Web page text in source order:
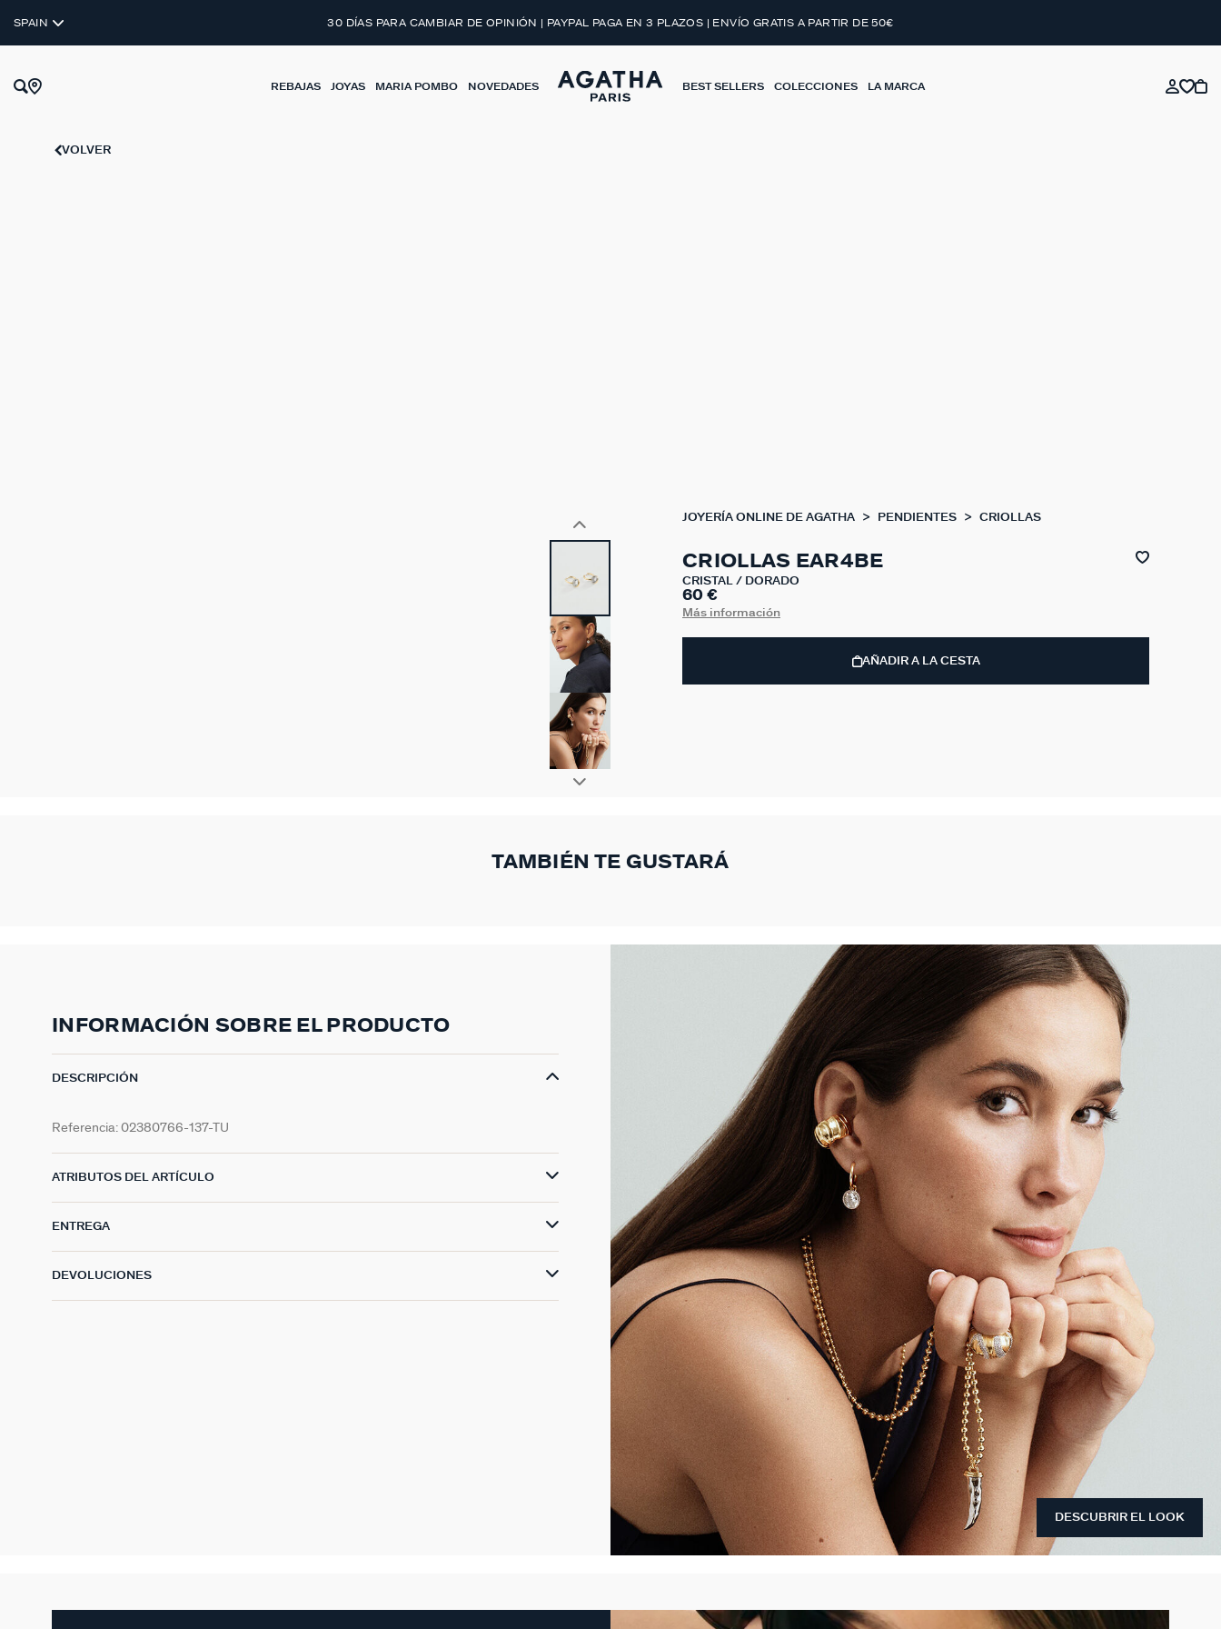
SPAIN 30 DÍAS PARA CAMBIAR DE OPINIÓN | PAYPAL PAGA EN 3 PLAZOS | ENVÍO GRATIS A PARTIR DE 50€
REBAJAS JOYAS MARIA POMBO NOVEDADES BEST SELLERS COLECCIONES LA MARCA
VOLVER
JOYERÍA ONLINE DE AGATHA PENDIENTES CRIOLLAS
CRIOLLAS EAR4BE
CRISTAL / DORADO
60 €
Más información
AÑADIR A LA CESTA
TAMBIÉN TE GUSTARÁ
DESCUBRIR EL LOOK
INFORMACIÓN SOBRE EL PRODUCTO
DESCRIPCIÓN
Referencia: 02380766-137-TU
ATRIBUTOS DEL ARTÍCULO
ENTREGA
DEVOLUCIONES